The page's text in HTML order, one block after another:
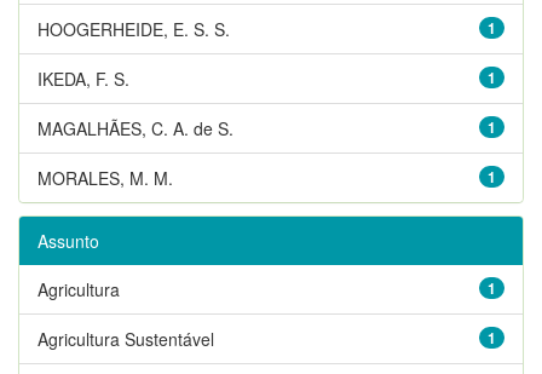
1
HOOGERHEIDE, E. S. S.
1
IKEDA, F. S.
1
MAGALHÃES, C. A. de S.
1
MORALES, M. M.
Assunto
1
Agricultura
1
Agricultura Sustentável